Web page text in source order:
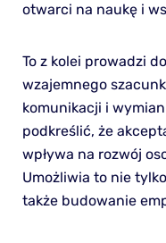
otwarci na naukę i
To z kolei prowadzi
wzajemnego
komunikacji i
podkreślić, że
wpływa na rozwój
Umożliwia to nie
także budowanie